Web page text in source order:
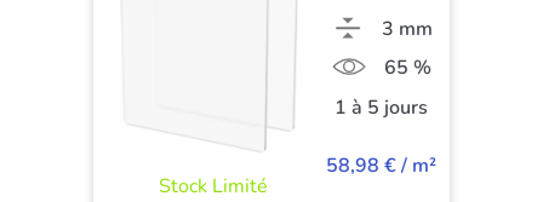
Stock Limité
3 mm
65 %
1 à 5 jours
58,98 € / m²